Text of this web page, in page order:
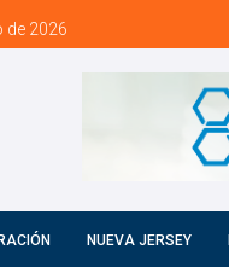
de 2026
NUEVA JERSEY